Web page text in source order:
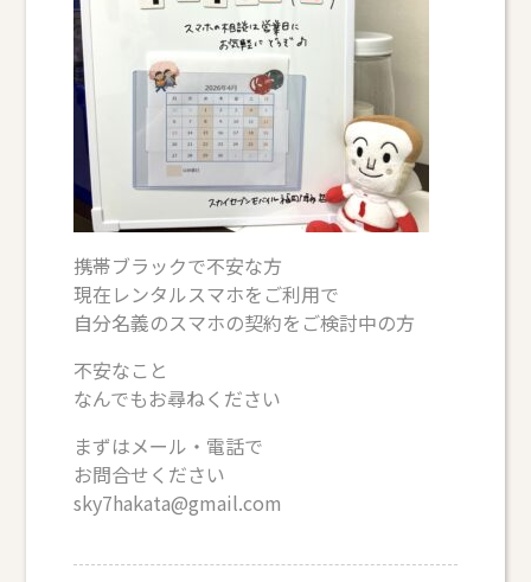
携帯ブラックで不安な方
現在レンタルスマホをご利用で
自分名義のスマホの契約をご検討中の方
不安なこと
なんでもお尋ねください
まずはメール・電話で
お問合せください
sky7hakata@gmail.com